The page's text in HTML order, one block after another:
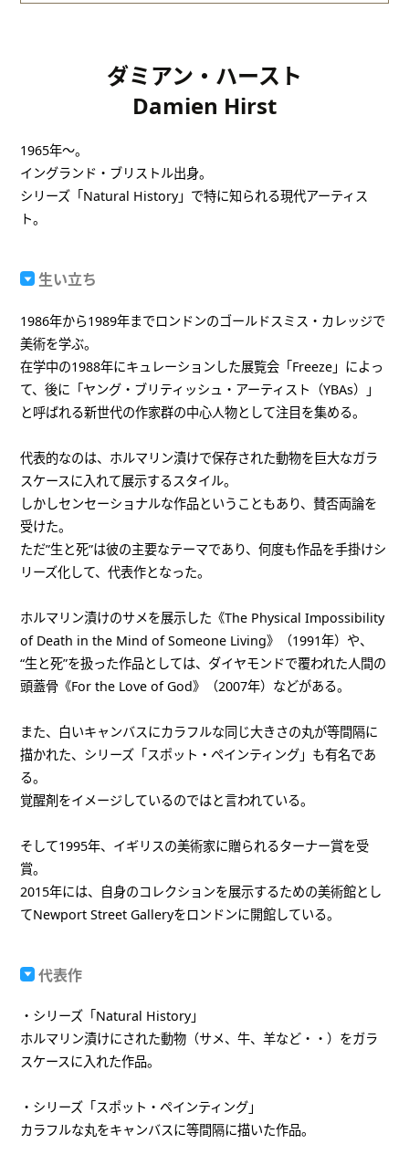
ダミアン・ハースト
Damien Hirst
1965年～。
イングランド・ブリストル出身。
シリーズ「Natural History」で特に知られる現代アーティス
ト。
生い立ち
1986年から1989年までロンドンのゴールドスミス・カレッジで
美術を学ぶ。
在学中の1988年にキュレーションした展覧会「Freeze」によっ
て、後に「ヤング・ブリティッシュ・アーティスト（YBAs）」
と呼ばれる新世代の作家群の中心人物として注目を集める。
代表的なのは、ホルマリン漬けで保存された動物を巨大なガラ
スケースに入れて展示するスタイル。
しかしセンセーショナルな作品ということもあり、賛否両論を
受けた。
ただ”生と死”は彼の主要なテーマであり、何度も作品を手掛けシ
リーズ化して、代表作となった。
ホルマリン漬けのサメを展示した《The Physical Impossibility
of Death in the Mind of Someone Living》（1991年）や、
“生と死”を扱った作品としては、ダイヤモンドで覆われた人間の
頭蓋骨《For the Love of God》（2007年）などがある。
また、白いキャンバスにカラフルな同じ大きさの丸が等間隔に
描かれた、シリーズ「スポット・ペインティング」も有名であ
る。
覚醒剤をイメージしているのではと言われている。
そして1995年、イギリスの美術家に贈られるターナー賞を受
賞。
2015年には、自身のコレクションを展示するための美術館とし
てNewport Street Galleryをロンドンに開館している。
代表作
・シリーズ「Natural History」
ホルマリン漬けにされた動物（サメ、牛、羊など・・）をガラ
スケースに入れた作品。
・シリーズ「スポット・ペインティング」
カラフルな丸をキャンバスに等間隔に描いた作品。